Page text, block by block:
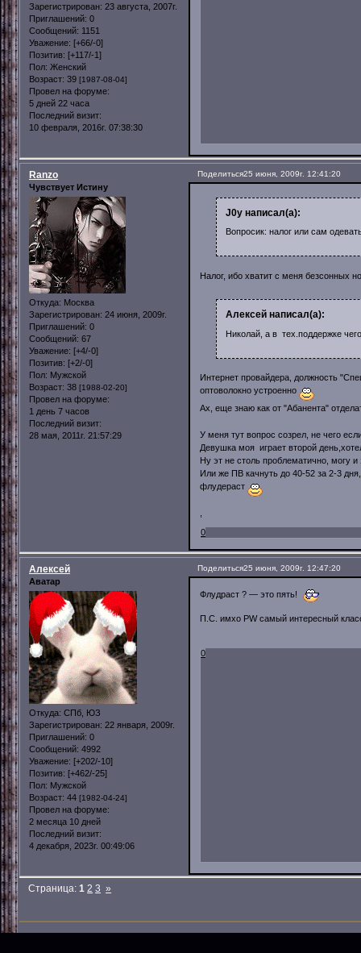
Зарегистрирован: 23 августа, 2007г.
Приглашений: 0
Сообщений: 1151
Уважение: [+66/-0]
Позитив: [+117/-1]
Пол: Женский
Возраст: 39 [1987-08-04]
Провел на форуме:
5 дней 22 часа
Последний визит:
10 февраля, 2016г. 07:38:30
Поделиться25 июня, 2009г. 12:41:20
Ranzo
Чувствует Истину
Откуда: Москва
Зарегистрирован: 24 июня, 2009г.
Приглашений: 0
Сообщений: 67
Уважение: [+4/-0]
Позитив: [+2/-0]
Пол: Мужской
Возраст: 38 [1988-02-20]
Провел на форуме:
1 день 7 часов
Последний визит:
28 мая, 2011г. 21:57:29
J0y написал(а):
Вопросик: налог или сам
Налог, ибо хватит с меня безcонных
Алексей написал(а):
Николай, а в тех.поддержке
Интернет провайдера, должность
оптоволокно устроенно
Ах, еще знаю как от "Абанента"
У меня тут вопрос созрел, не чего
Девушка моя играет второй
Ну эт не столь проблематично, могу и
Или же ПВ качнуть до 40-52 за 2-3
флудераст
0
Поделиться25 июня, 2009г. 12:47:20
Алексей
Аватар
Откуда: СПб, ЮЗ
Зарегистрирован: 22 января, 2009г.
Приглашений: 0
Сообщений: 4992
Уважение: [+202/-10]
Позитив: [+462/-25]
Пол: Мужской
Возраст: 44 [1982-04-24]
Провел на форуме:
2 месяца 10 дней
Последний визит:
4 декабря, 2023г. 00:49:06
Флудраст ? — это пять!
П.С. имхо PW самый интересный
0
Страница:1 2 3 »